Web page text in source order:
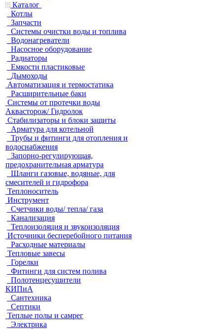
Каталог
Котлы
Запчасти
Системы очистки воды и топлива
Водонагреватели
Насосное оборудование
Радиаторы
Емкости пластиковые
Дымоходы
Автоматизация и термостатика
Расширительные баки
Системы от протечки воды
Аквасторож/ Гидролок
Стабилизаторы и блоки защиты
Арматура для котельной
Трубы и фитинги для отопления и
водоснабжения
Запорно-регулирующая,
предохранительная арматура
Шланги газовые, водяные, для
смесителей и гидрофора
Теплоноситель
Инструмент
Счетчики воды/ тепла/ газа
Канализация
Теплоизоляция и звукоизоляция
Источники бесперебойного питания
Расходные материалы
Тепловые завесы
Горелки
Фитинги для систем полива
Полотенцесушители
КИПиА
Сантехника
Септики
Теплые полы и самрег
Электрика